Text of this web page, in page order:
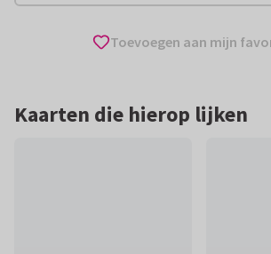
Toevoegen aan mijn
Kaarten die hierop lijken